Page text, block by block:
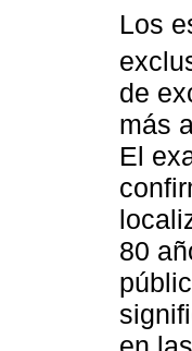
Los
de
más
El
80